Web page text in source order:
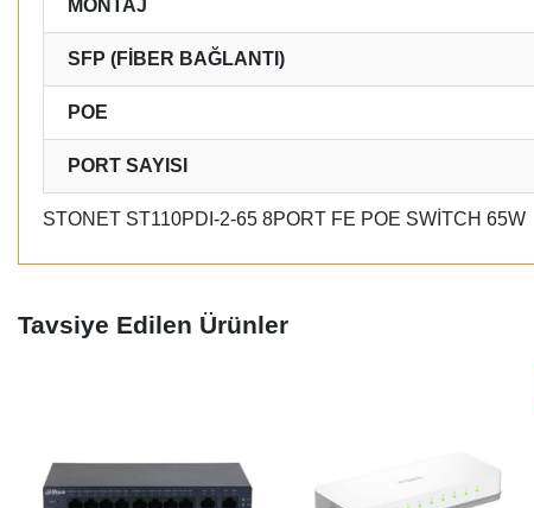
MONTAJ
SFP (FİBER BAĞLANTI)
POE
PORT SAYISI
STONET ST110PDI-2-65 8PORT FE POE SWİTCH 65W
Tavsiye Edilen Ürünler